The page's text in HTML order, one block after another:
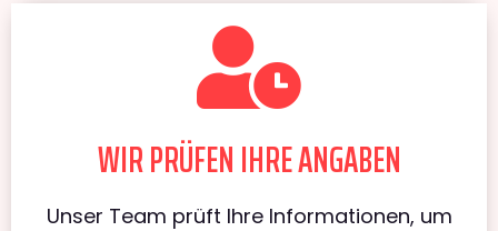
WIR PRÜFEN IHRE ANGABEN
Unser Team prüft Ihre Informationen, um